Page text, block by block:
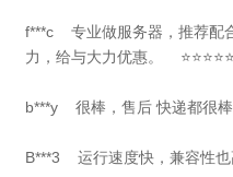
f***c 专业做服务器，推荐配
力，给与大力优惠。 ⭐⭐⭐⭐⭐
b***y 很棒，售后 快递都很棒
B***3 运行速度快，兼容性也